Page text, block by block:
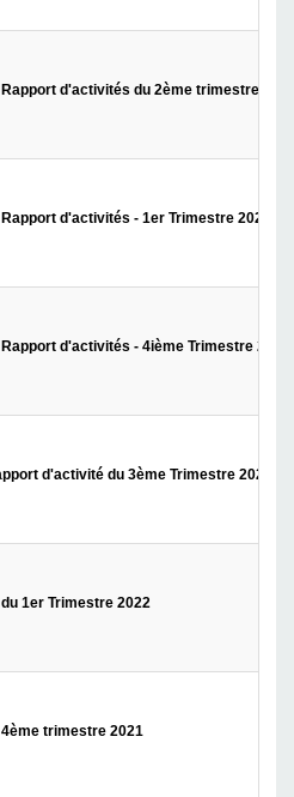
Rapport d'activités du 2ème trimestre
d'activités - 1er Trimestre 2023
d'activités - 4ième Trimestre 2022
d'activité du 3ème Trimestre 2022
1er Trimestre 2022
trimestre 2021